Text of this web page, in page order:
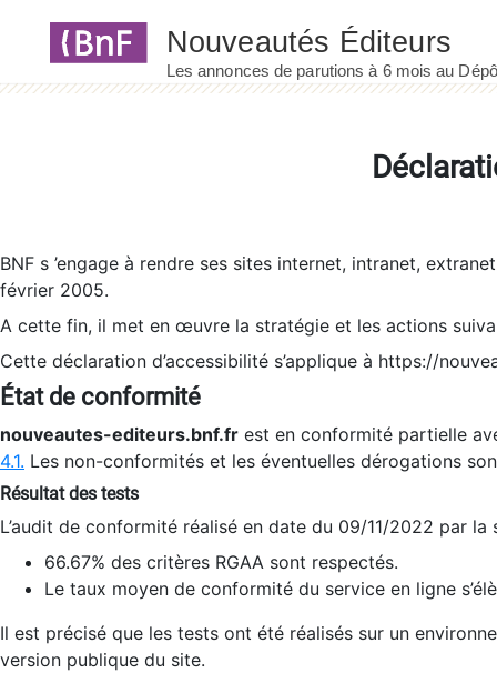
BNF s ’engage à rendre ses sites internet, intranet,
février 2005.
A cette fin, il met en œuvre la stratégie et les actions
Cette déclaration d’accessibilité s’applique à https://
État de conformité
nouveautes-editeurs.bnf.fr est en conformité partielle
4.1. Les non-conformités et les éventuelles dérogations
Résultat des tests
L’audit de conformité réalisé en date du 09/11/2022 par
66.67% des critères RGAA sont respectés.
Le taux moyen de conformité du service en ligne
Il est précisé que les tests ont été réalisés sur un
version publique du site.